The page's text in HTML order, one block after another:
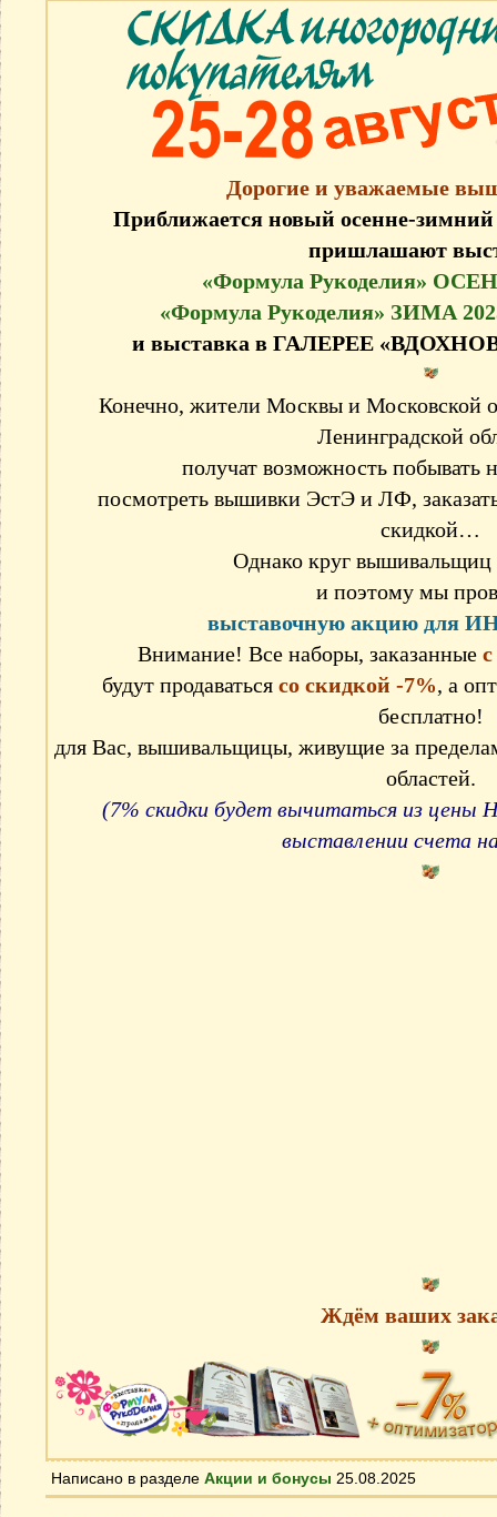
Дорогие и уважаемые
Приближается новый осенне-
пришлашают
«Формула Рукоделия»
«Формула Рукоделия» ЗИМА
и выставка в ГАЛЕРЕЕ
Конечно, жители Москвы и Московской
Ленинградской
получат возможность побывать
посмотреть вышивки ЭстЭ и ЛФ,
скидкой…
Однако круг вышивальщиц
и поэтому мы
выставочную акцию для
Внимание! Все наборы, заказанные
будут продаваться со скидкой -7%, а
бесплатно!
для Вас, вышивальщицы, живущие за
областей.
(7% скидки будет вычитаться из цены
выставлении счета
Ждём ваших
Написано в разделе Акции и бонусы 25.08.2025